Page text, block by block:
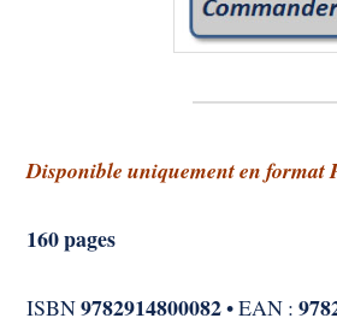
Disponible uniquement en format
160 pages
ISBN9782914800082• EAN :